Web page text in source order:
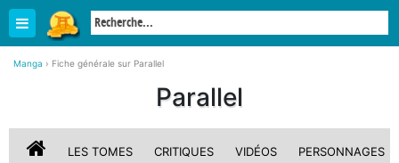
Manga › Fiche générale sur Parallel
Parallel
LES TOMES CRITIQUES VIDÉOS PERSONNAGES